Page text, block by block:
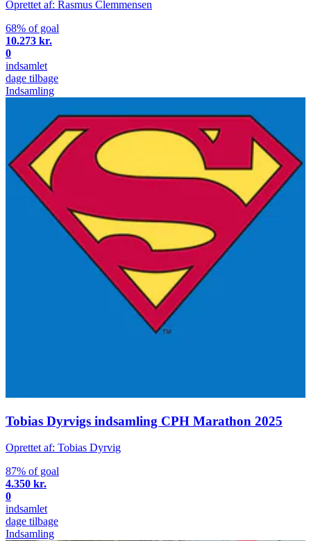
Oprettet af: Rasmus Clemmensen
68% of goal
10.273 kr.
0
indsamlet
dage tilbage
Indsamling
Tobias Dyrvigs indsamling CPH Marathon 2025
Oprettet af: Tobias Dyrvig
87% of goal
4.350 kr.
0
indsamlet
dage tilbage
Indsamling